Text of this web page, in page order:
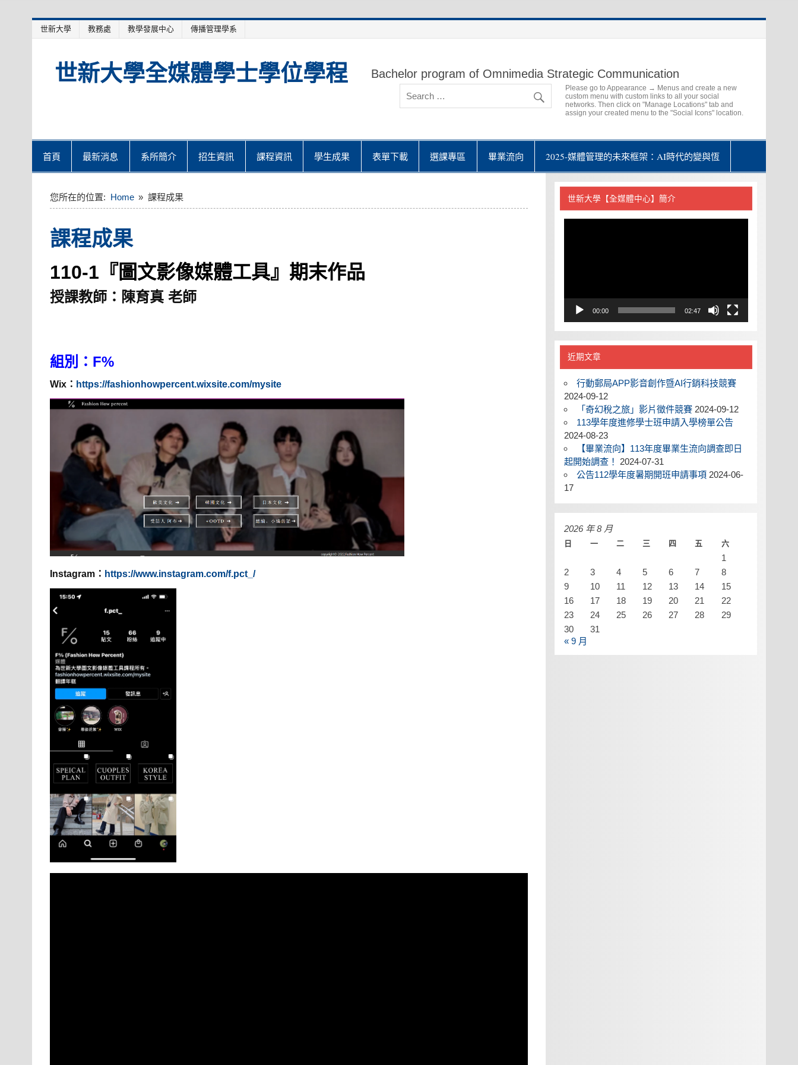
世新大學 教務處 教學發展中心 傳播管理學系
世新大學全媒體學士學位學程 Bachelor program of Omnimedia Strategic Communication
Please go to Appearance → Menus and create a new
custom menu with custom links to all your social
networks. Then click on "Manage Locations" tab and
assign your created menu to the "Social Icons" location.
首頁 最新消息 系所簡介 招生資訊 課程資訊 學生成果 表單下載 選課專區 畢業流向 2025-媒體管理的未來框架：AI時代的變與恆
您所在的位置: Home 課程成果
課程成果
110-1『圖文影像媒體工具』期末作品
授課教師： 陳育真 老師
組別：F%
Wix： https://fashionhowpercent.wixsite.com/mysite
Instagram： https://www.instagram.com/f.pct_/
世新大學【全媒體中心】簡介
00:00 02:47
近期文章
行動郵局APP影音創作暨AI行銷科技競賽
2024-09-12
「奇幻稅之旅」影片徵件競賽 2024-09-12
113學年度進修學士班申請入學榜單公告
2024-08-23
【畢業流向】113年度畢業生流向調查即日
起開始調查！
2024-07-31
公告112學年度暑期開班申請事項 2024-06-
17
2026 年 8 月
日 一 二 三 四 五 六
1
2
3 4 5 6 7
8
9
10 11 12 13 14
15
16
17 18 19 20 21
22
23
24 25 26 27 28
29
30
31
« 9 月